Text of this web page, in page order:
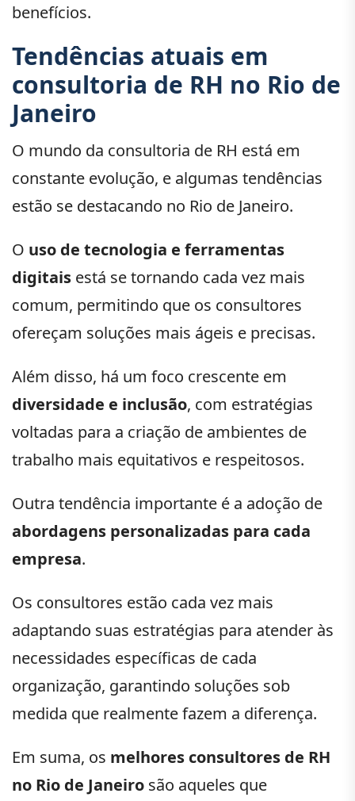
benefícios.
Tendências atuais em
consultoria de RH no Rio de
Janeiro
O mundo da consultoria de RH está em
constante evolução, e algumas tendências
estão se destacando no Rio de Janeiro.
O uso de tecnologia e ferramentas
digitais está se tornando cada vez mais
comum, permitindo que os consultores
ofereçam soluções mais ágeis e precisas.
Além disso, há um foco crescente em
diversidade e inclusão, com estratégias
voltadas para a criação de ambientes de
trabalho mais equitativos e respeitosos.
Outra tendência importante é a adoção de
abordagens personalizadas para cada
empresa.
Os consultores estão cada vez mais
adaptando suas estratégias para atender às
necessidades específicas de cada
organização, garantindo soluções sob
medida que realmente fazem a diferença.
Em suma, os melhores consultores de RH
no Rio de Janeiro são aqueles que